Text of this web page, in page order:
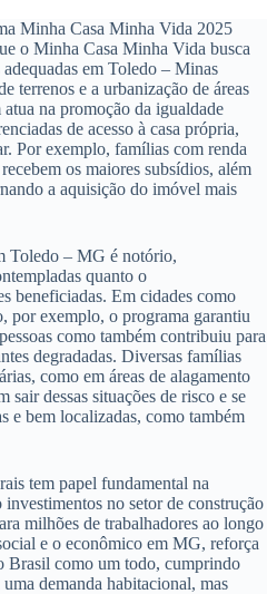
Minha Casa Minha Vida 2025
o Minha Casa Minha Vida busca
em Toledo – Minas
terrenos e a urbanização de áreas
na promoção da igualdade
de acesso à casa própria,
Por exemplo, famílias com renda
os maiores subsídios, além
a aquisição do imóvel mais
Toledo – MG é notório,
quanto o
beneficiadas. Em cidades como
por exemplo, o programa garantiu
como também contribuiu para
degradadas. Diversas famílias
como em áreas de alagamento
sair dessas situações de risco e se
e bem localizadas, como também
tem papel fundamental na
no setor de construção
milhões de trabalhadores ao longo
e o econômico em MG, reforça
Brasil como um todo, cumprindo
demanda habitacional, mas